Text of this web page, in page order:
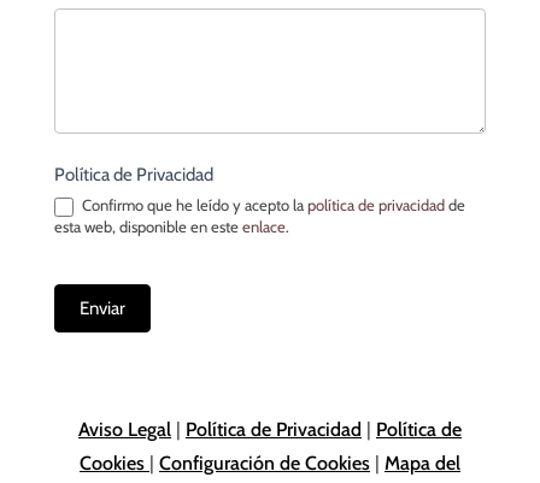
Política de Privacidad
Confirmo que he leído y acepto lapolítica de privacidadde
esta web, disponible en esteenlace.
Enviar
Aviso Legal| Política de Privacidad | Política de
Cookies | Configuración de Cookies| Mapa del